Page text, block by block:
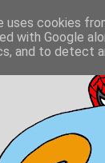
uses cookies
with Google
and to detect